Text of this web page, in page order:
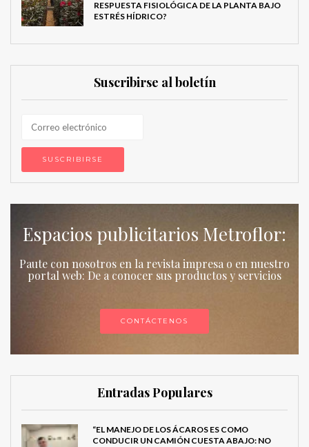
RESPUESTA FISIOLÓGICA DE LA PLANTA BAJO
ESTRÉS HÍDRICO?
Suscribirse al boletín
Espacios publicitarios Metroflor:
Paute con nosotros en la revista impresa o en nuestro
portal web: De a conocer sus productos y servicios
CONTÁCTENOS
Entradas Populares
“EL MANEJO DE LOS ÁCAROS ES COMO
CONDUCIR UN CAMIÓN CUESTA ABAJO: NO